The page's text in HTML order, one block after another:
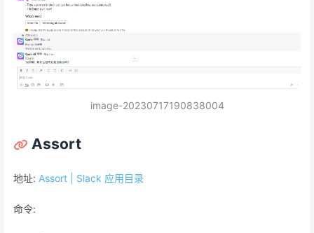
image-20230717190838004
Assort
地址: Assort | Slack 应用目录
命令: